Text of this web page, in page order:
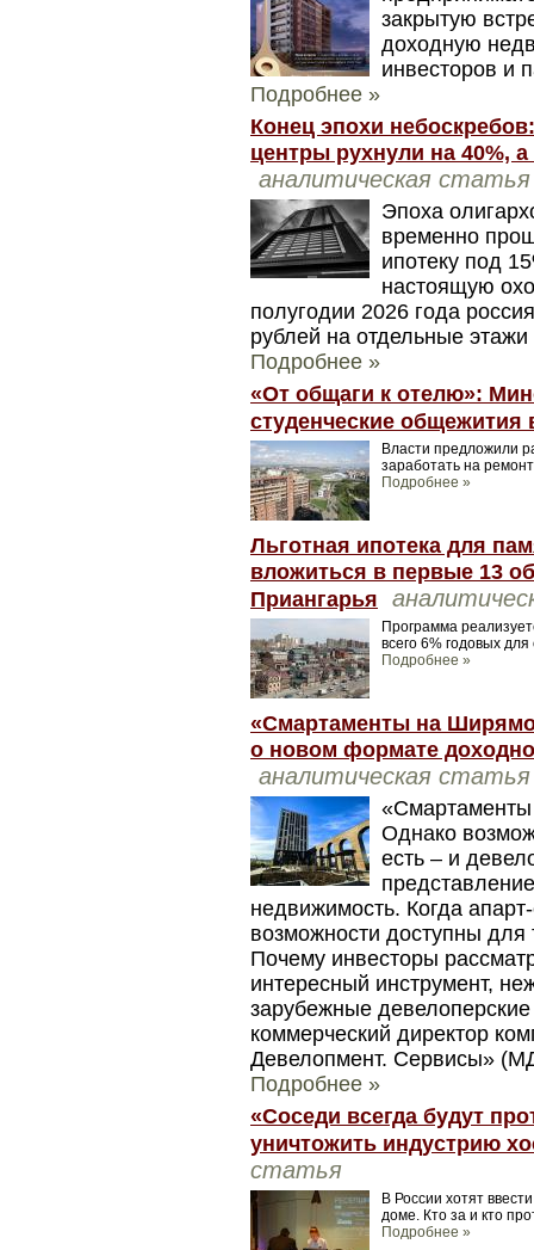
закрытую
доходную
инвесторов и
Подробнее »
Конец эпохи
центры рухнули на 40%,
аналитическая статья
Эпоха
временно
ипотеку под
настоящую
полугодии 2026 года
рублей на отдельные
Подробнее »
«От общаги к отелю»:
студенческие общежития
Власти предложили
заработать на
Подробнее »
Льготная ипотека для
вложиться в первые 13
Приангарья
Программа
всего 6% годовых
Подробнее »
«Смартаменты на
о новом формате
аналитическая статья
Однако
есть – и
недвижимость. Когда
возможности доступны для
Почему инвесторы
интересный инструмент,
зарубежные
коммерческий директор
Девелопмент. Сервисы»
Подробнее »
«Соседи всегда будут
уничтожить индустрию
статья
В России хотят
доме. Кто за и кто
Подробнее »